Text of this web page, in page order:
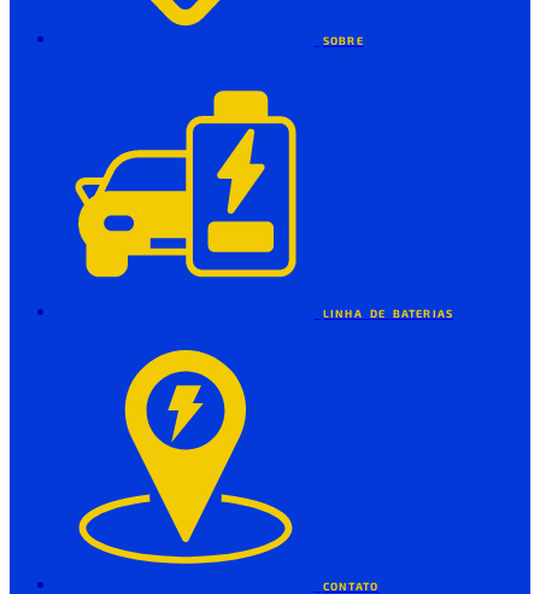
SOBRE
LINHA DE BATERIAS
CONTATO